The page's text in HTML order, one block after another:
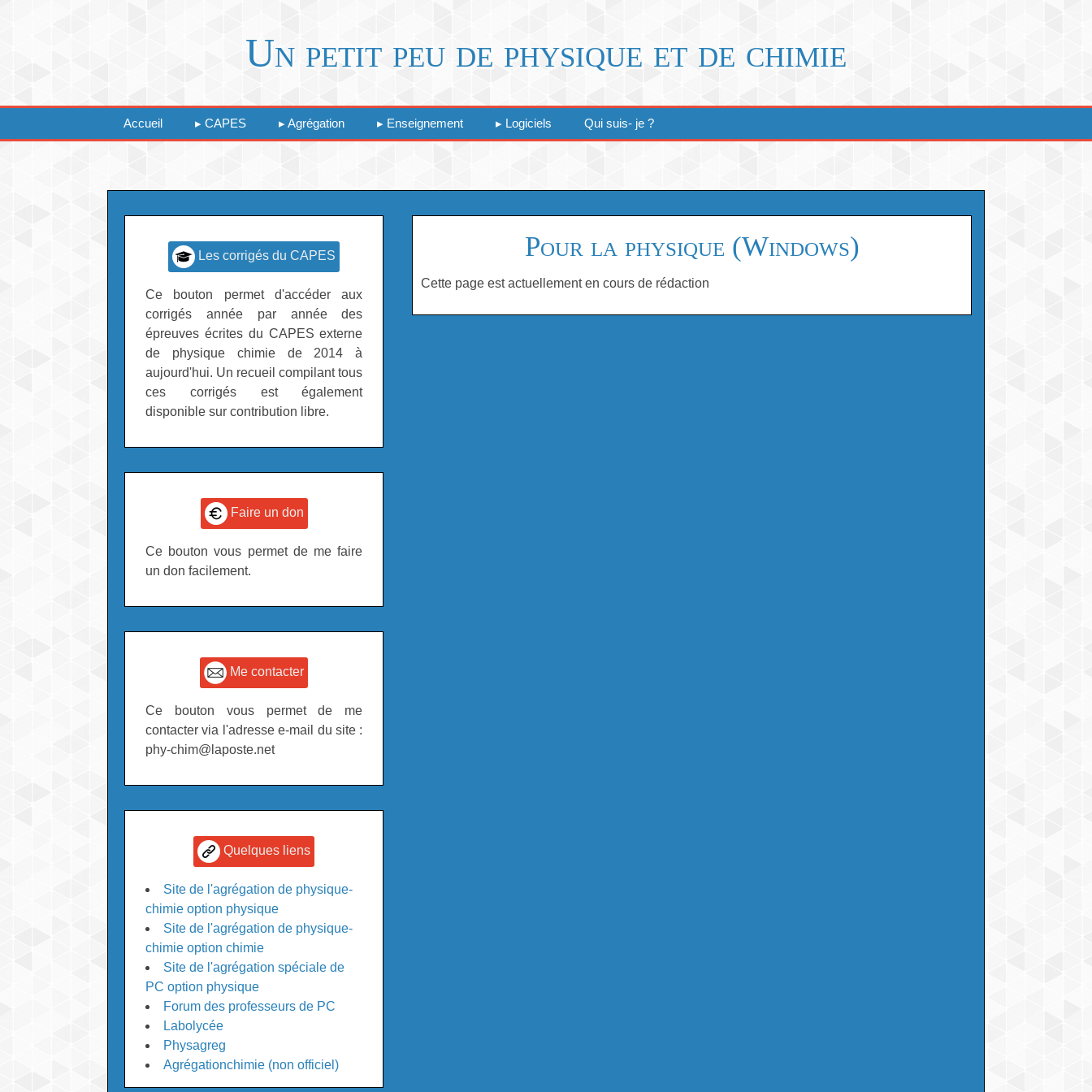
Un petit peu de physique et de chimie
Accueil CAPES Agrégation Enseignement Logiciels Qui suis- je ?
Pour la physique (Windows)
Cette page est actuellement en cours de rédaction
Les corrigés du CAPES
Ce bouton permet d'accéder aux
corrigés année par année des
épreuves écrites du CAPES externe
de physique chimie de 2014 à
aujourd'hui. Un recueil compilant tous
ces corrigés est également
disponible sur contribution libre.
Faire un don
Ce bouton vous permet de me faire
un don facilement.
Me contacter
Ce bouton vous permet de me
contacter via l'adresse e-mail du site :
phy-chim@laposte.net
Quelques liens
Site de l'agrégation de physique-
chimie option physique
Site de l'agrégation de physique-
chimie option chimie
Site de l'agrégation spéciale de
PC option physique
Forum des professeurs de PC
Labolycée
Physagreg
Agrégationchimie (non officiel)